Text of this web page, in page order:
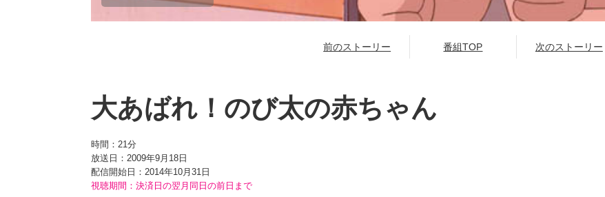
前のストーリー 番組TOP 次のストーリー
大あばれ！のび太の赤ちゃん
時間： 21分
放送日：2009年9月18日
配信開始日： 2014年10月31日
視聴期間：決済日の翌月同日の前日まで